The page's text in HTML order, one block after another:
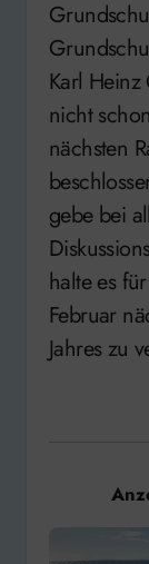
Karl Heinz
nicht
nächsten
gebe bei
halte es
Februar
Jahres zu